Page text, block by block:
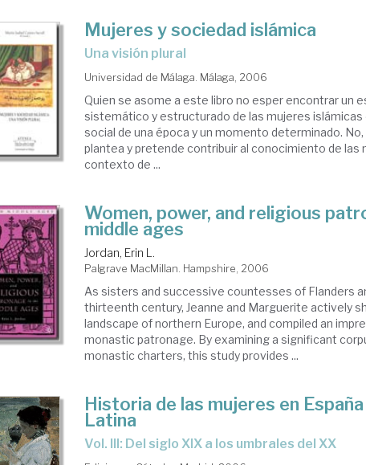
Mujeres y sociedad islámica
una visión plural
Universidad de Málaga. Málaga, 2006
Quien se asome a este libro no esper encontrar un
sistemático y estructurado de las mujeres
social de una época y un momento determinado.
plantea y pretende contribuir al conocimiento de las
contexto de ...
Women, power, and religious
middle ages
Jordan, Erin L.
Palgrave MacMillan. Hampshire, 2006
As sisters and successive countesses of Flanders
thirteenth century, Jeanne and Marguerite actively
landscape of northern Europe, and compiled an
monastic patronage. By examining a significant
monastic charters, this study provides ...
Historia de las mujeres en
Latina
Vol. III: Del siglo XIX a los umbrales del XX